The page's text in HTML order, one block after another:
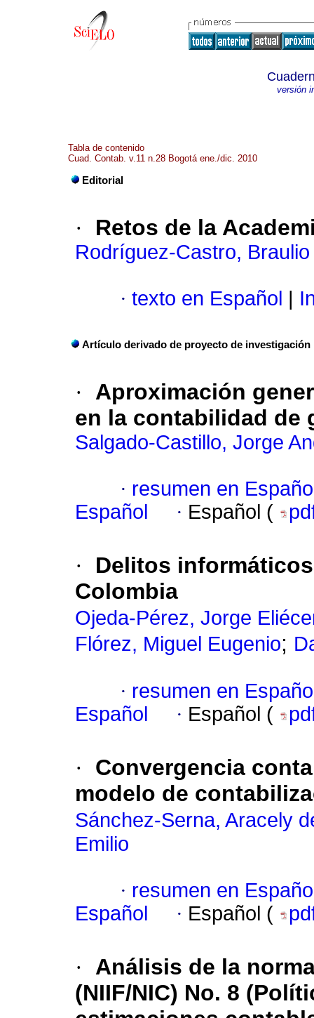
versión
Tabla de contenido
Cuad. Contab. v.11 n.28 Bogotá ene./dic. 2010
Editorial
· Retos de la
Rodríguez-Castro, Braulio
· texto en Español
Artículo derivado de proyecto de investigación
·
Aproximación
en la contabilidad de
Salgado-Castillo, Jorge
· resumen en
Español
· Español (
·
Delitos
Colombia
Ojeda-Pérez, Jorge
Flórez, Miguel Eugenio;
· resumen en
Español
· Español (
·
Convergencia
modelo de
Sánchez-Serna, Aracely
Emilio
· resumen en
Español
· Español (
·
Análisis de la
(NIIF/NIC) No. 8